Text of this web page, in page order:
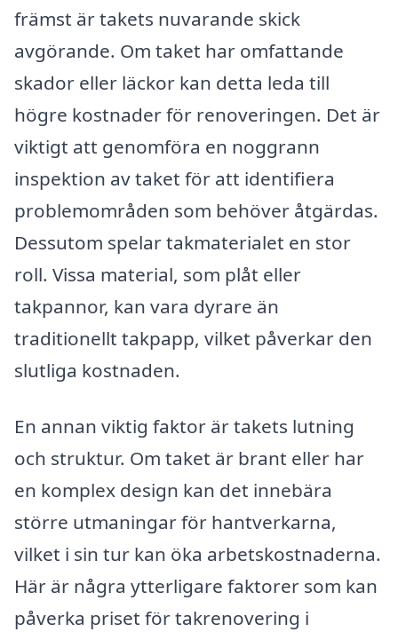
främst är takets nuvarande skick
avgörande. Om taket har omfattande
skador eller läckor kan detta leda till
högre kostnader för renoveringen. Det är
viktigt att genomföra en noggrann
inspektion av taket för att identifiera
problemområden som behöver åtgärdas.
Dessutom spelar takmaterialet en stor
roll. Vissa material, som plåt eller
takpannor, kan vara dyrare än
traditionellt takpapp, vilket påverkar den
slutliga kostnaden.
En annan viktig faktor är takets lutning
och struktur. Om taket är brant eller har
en komplex design kan det innebära
större utmaningar för hantverkarna,
vilket i sin tur kan öka arbetskostnaderna.
Här är några ytterligare faktorer som kan
påverka priset för takrenovering i